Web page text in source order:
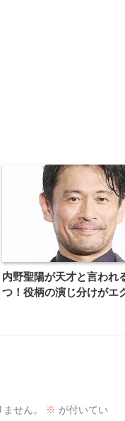
内野聖陽が天才と言われ
つ！役柄の演じ分けがエ
せん。 ※ が付いてい